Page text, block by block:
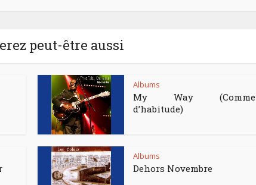
peut-être aussi
Albums
My Way (Comme
d’habitude)
Albums
Dehors Novembre